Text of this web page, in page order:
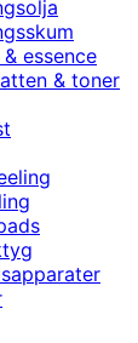
essence
& toner